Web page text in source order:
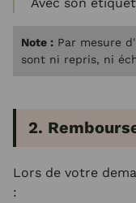
Note : Par mesure
sont ni repris, ni
2.
Lors de votre
: